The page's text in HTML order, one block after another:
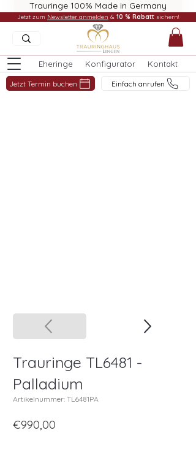
Trauringe 100% Made in Germany
Eheringe Konfigurator Kontakt
Jetzt Termin buchen Einfach anrufen
Jetzt zum Newsletter anmelden & 10 % Rabatt sichern!
Trauringe TL6481 -
Palladium
Artikelnummer: TL6481PA
€990,00